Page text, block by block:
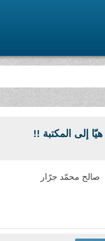
هيّا إلى المكتبة !!
صالح محمّد جرّار